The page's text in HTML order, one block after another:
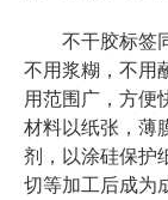
不干胶标签同
不用浆糊，不用
用范围广，方便
材料以纸张，薄
剂，以涂硅保护
切等加工后成为